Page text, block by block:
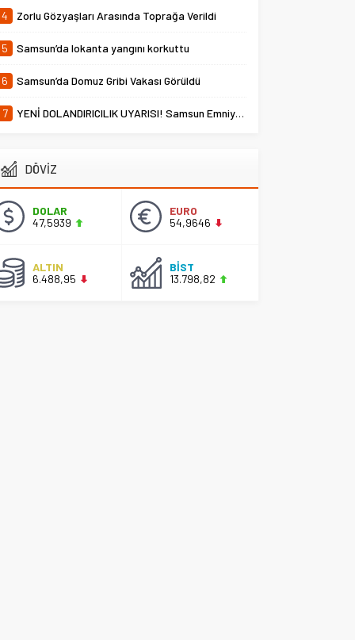
4 Zorlu Gözyaşları Arasında Toprağa Verildi
5 Samsun’da lokanta yangını korkuttu
6 Samsun’da Domuz Gribi Vakası Görüldü
7 YENİ DOLANDIRICILIK UYARISI! Samsun Emniyet Müdürlüğü Uyardı
DÖVİZ
DOLAR
47,5939
EURO
54,9646
ALTIN
6.488,95
BİST
13.798,82